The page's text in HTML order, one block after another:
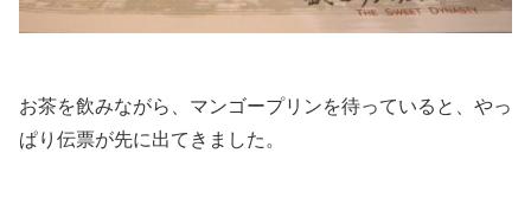
お茶を飲みながら、マンゴープリンを待っていると、やっ
ぱり伝票が先に出てきました。